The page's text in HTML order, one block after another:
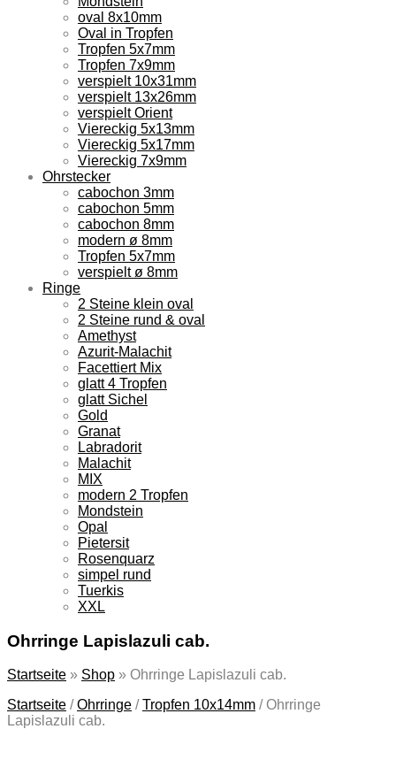
oval 8x10mm
Oval in Tropfen
Tropfen 5x7mm
Tropfen 7x9mm
verspielt 10x31mm
verspielt 13x26mm
verspielt Orient
Viereckig 5x13mm
Viereckig 5x17mm
Viereckig 7x9mm
Ohrstecker
cabochon 3mm
cabochon 5mm
cabochon 8mm
modern ø 8mm
Tropfen 5x7mm
verspielt ø 8mm
Ringe
2 Steine klein oval
2 Steine rund & oval
Amethyst
Azurit-Malachit
Facettiert Mix
glatt 4 Tropfen
glatt Sichel
Gold
Granat
Labradorit
Malachit
MIX
modern 2 Tropfen
Mondstein
Opal
Pietersit
Rosenquarz
simpel rund
Tuerkis
XXL
Ohrringe Lapislazuli cab.
Startseite » Shop » Ohrringe Lapislazuli cab.
Startseite /Ohrringe /Tropfen 10x14mm /Ohrringe
Lapislazuli cab.